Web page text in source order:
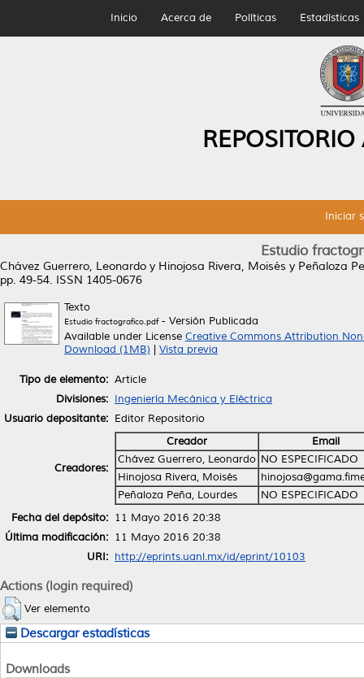
Inicio Acerca de Políticas Estadísticas
Iniciar
Estudio
Chávez Guerrero, Leonardo y Hinojosa Rivera, Moisés y Peñaloza
pp. 49-54. ISSN 1405-0676
Texto
Estudio fractografico.pdf- Versión Publicada
Available under License Creative Commons Attribution
Download (1MB)
Vista previa
Tipo de elemento: Article
Divisiones: Ingeniería Mecánica y Eléctrica
Usuario depositante: Editor Repositorio
Creadores:
Creador
Email
Chávez Guerrero, Leonardo NO ESPECIFICADO
Hinojosa Rivera, Moisés
Peñaloza Peña, Lourdes
NO ESPECIFICADO
Fecha del depósito: 11 Mayo 2016 20:38
Última modificación: 11 Mayo 2016 20:38
URI: http://eprints.uanl.mx/id/eprint/10103
Actions (login required)
Ver elemento
Descargar estadísticas
Downloads